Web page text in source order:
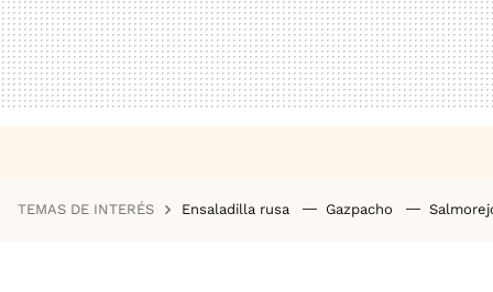
TEMAS DE INTERÉS Ensaladilla rusa Gazpacho